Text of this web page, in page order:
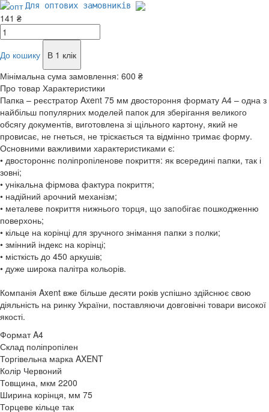
Для оптових замовників
141 ₴
До кошику
В 1 клік
Мінімальна сума замовлення: 600 ₴
Про товар Характеристики
Папка – реєстратор Axent 75 мм двостороння формату А4 – одна з
найбільш популярних моделей папок для зберігання великого
обсягу документів, виготовлена зі щільного картону, який не
провисає, не гнеться, не тріскається та відмінно тримає форму.
Основними важливими характеристиками є:
• двостороннє поліпропіленове покриття: як всередині папки, так і
зовні;
• унікальна фірмова фактура покриття;
• надійний арочний механізм;
• металеве покриття нижнього торця, що запобігає пошкодженню
поверхонь;
• кільце на корінці для зручного знімання папки з полки;
• змінний індекс на корінці;
• місткість до 450 аркушів;
• дуже широка палітра кольорів.
Компанія Axent вже більше десяти років успішно здійснює свою
діяльність на ринку України, поставляючи довговічні товари високої
якості.
Формат A4
Склад поліпропілен
Торгівельна марка AXENT
Колір Червоний
Товщина, мкм 2200
Ширина корінця, мм 75
Торцеве кільце так